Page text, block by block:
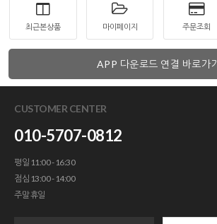
최근본상품 마이페이지 주문조회
APP 다운로드 연결 바로가기
CUSTOMER CENTER
010-5707-0812
평일 11:00 - 16:30
점심 13:00 - 14:00
주말 휴일